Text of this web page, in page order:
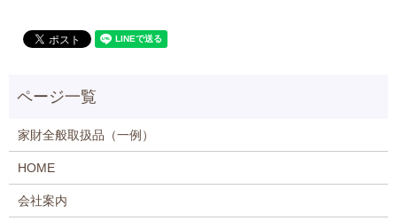
家財全般取扱品（一例）
HOME
会社案内